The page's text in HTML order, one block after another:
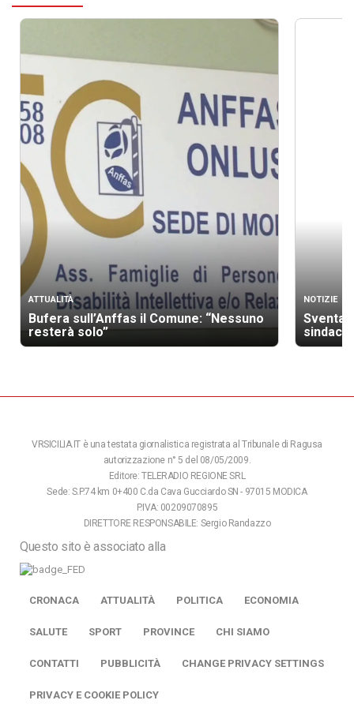
ATTUALITÀ
Bufera sull’Anffas il Comune: “Nessuno
resterà solo”
NOTIZIE
VRSICILIA.IT è una testata giornalistica registrata al Tribunale di Ragusa
autorizzazione n° 5 del 08/05/2009.
Editore: TELERADIO REGIONE SRL
Sede: S.P.74 km 0+400 C.da Cava Gucciardo SN - 97015 MODICA
P.IVA: 00209070895
DIRETTORE RESPONSABILE: Sergio Randazzo
Questo sito è associato alla
CRONACA ATTUALITÀ POLITICA ECONOMIA
SALUTE SPORT PROVINCE CHI SIAMO
CONTATTI PUBBLICITÀ CHANGE PRIVACY SETTINGS
PRIVACY E COOKIE POLICY